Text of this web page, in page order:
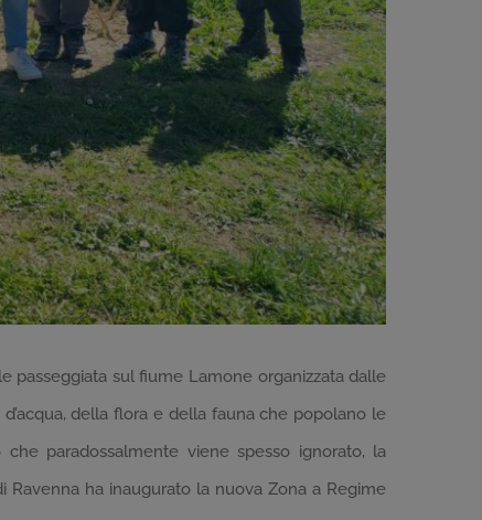
passeggiata sul fiume Lamone organizzata dalle
della flora e della fauna che popolano le
paradossalmente viene spesso ignorato, la
ha inaugurato la nuova Zona a Regime